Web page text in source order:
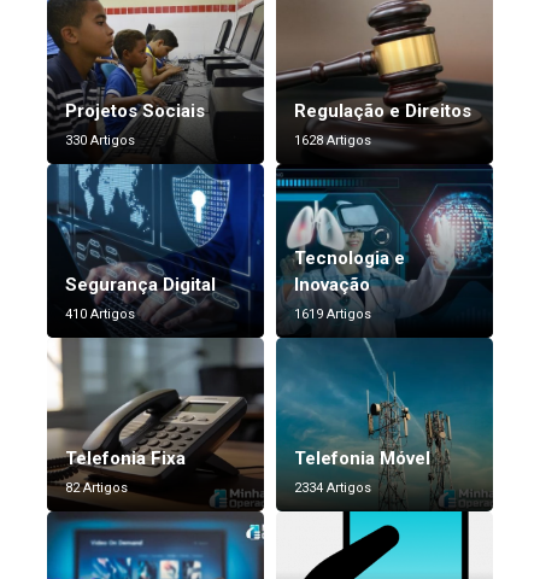
Projetos Sociais
330 Artigos
Regulação e Direitos
1628 Artigos
Segurança Digital
410 Artigos
Tecnologia e
Inovação
1619 Artigos
Telefonia Fixa
82 Artigos
Telefonia Móvel
2334 Artigos